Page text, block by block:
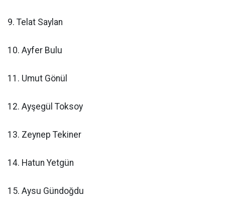
9. Telat Saylan
10. Ayfer Bulu
11. Umut Gönül
12. Ayşegül Toksoy
13. Zeynep Tekiner
14. Hatun Yetgün
15. Aysu Gündoğdu